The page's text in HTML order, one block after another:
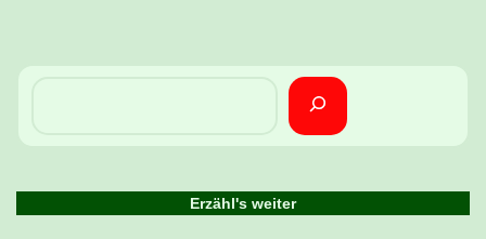
Erzähl's weiter